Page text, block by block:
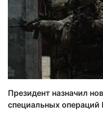
Президент назначил
специальных операций